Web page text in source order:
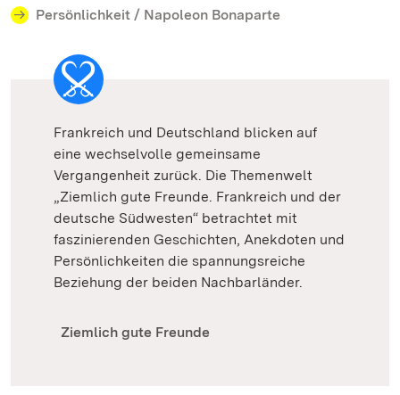
Persönlichkeit / Napoleon Bonaparte
Frankreich und Deutschland blicken auf
eine wechselvolle gemeinsame
Vergangenheit zurück. Die Themenwelt
„Ziemlich gute Freunde. Frankreich und der
deutsche Südwesten“ betrachtet mit
faszinierenden Geschichten, Anekdoten und
Persönlichkeiten die spannungsreiche
Beziehung der beiden Nachbarländer.
Ziemlich gute Freunde